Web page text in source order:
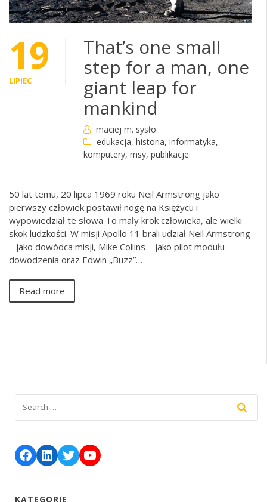
19
LIPIEC
That’s one small
step for a man, one
giant leap for
mankind
maciej m. sysło
edukacja, historia, informatyka,
komputery, msy, publikacje
50 lat temu, 20 lipca 1969 roku Neil Armstrong jako
pierwszy człowiek postawił nogę na Księżycu i
wypowiedział te słowa To mały krok człowieka, ale wielki
skok ludzkości. W misji Apollo 11 brali udział Neil Armstrong
– jako dowódca misji, Mike Collins – jako pilot modułu
dowodzenia oraz Edwin „Buzz”…
Read more
Facebook
LinkedIn
TwitterYouTube
KATEGORIE